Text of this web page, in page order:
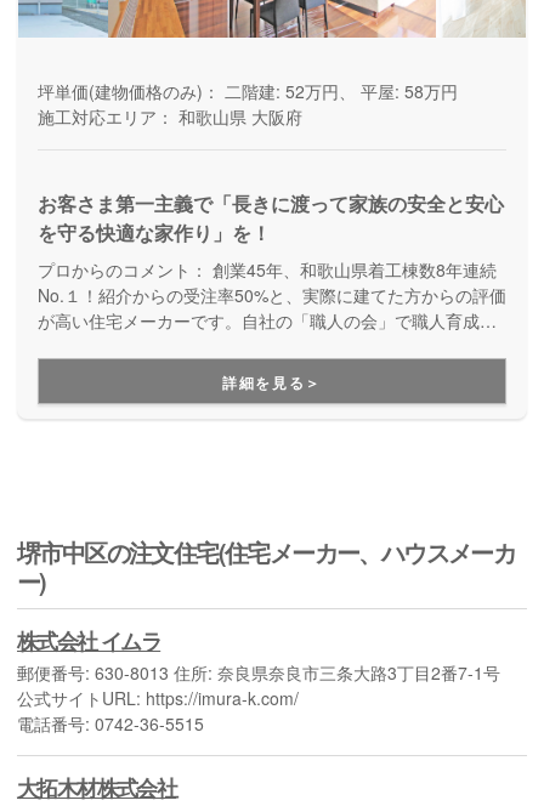
坪単価(建物価格のみ)： 二階建: 52万円、 平屋: 58万円
施工対応エリア： 和歌山県 大阪府
お客さま第一主義で「長きに渡って家族の安全と安心
を守る快適な家作り」を！
プロからのコメント： 創業45年、和歌山県着工棟数8年連続
No.１！紹介からの受注率50%と、実際に建てた方からの評価
が高い住宅メーカーです。自社の「職人の会」で職人育成に
丈で安心して住み続けられる家が実現します。建てた後も、
定期的に訪問してくれたりと、地域に密着したサポートが充
実しています。
詳細を見る＞
堺市中区の注文住宅(住宅メーカー、ハウスメーカ
ー)
株式会社 イムラ
郵便番号: 630-8013 住所: 奈良県奈良市三条大路3丁目2番7-1号
公式サイトURL: https://imura-k.com/
電話番号: 0742-36-5515
大拓木材株式会社